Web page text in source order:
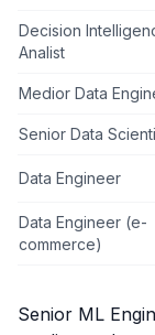
Decision
Analist
Medior Data
Senior Data
Data Engineer
Data Engineer (e-
commerce)
Senior ML